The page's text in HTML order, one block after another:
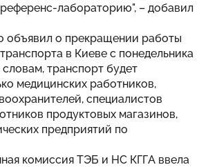
лабораторию", – добавил
объявил о прекращении работы
в Киеве с понедельника
транспорт будет
медицинских работников,
специалистов
продуктовых магазинов,
предприятий по
комиссия ТЭБ и НС КГГА ввела